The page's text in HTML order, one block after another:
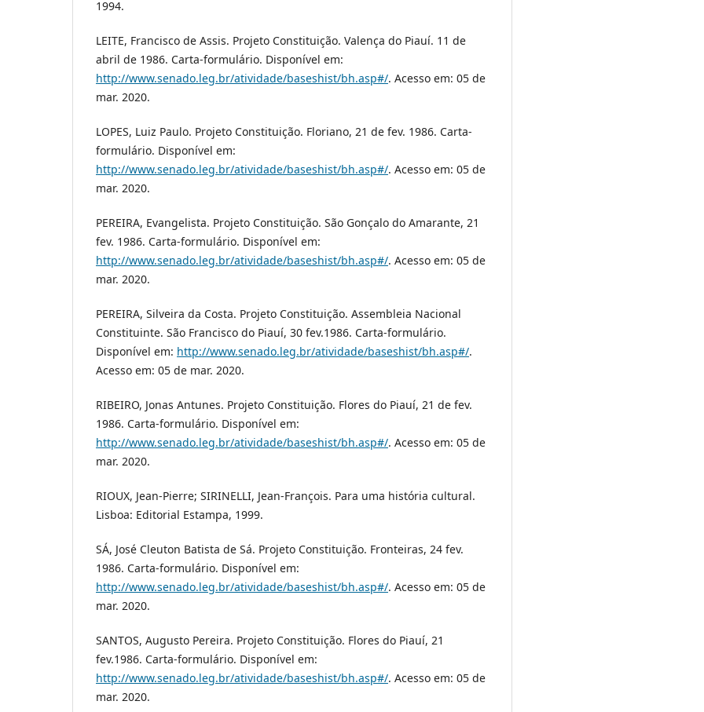
1994.
LEITE, Francisco de Assis. Projeto Constituição. Valença do Piauí. 11 de
abril de 1986. Carta-formulário. Disponível em:
http://www.senado.leg.br/atividade/baseshist/bh.asp#/. Acesso em: 05 de
mar. 2020.
LOPES, Luiz Paulo. Projeto Constituição. Floriano, 21 de fev. 1986. Carta-
formulário. Disponível em:
http://www.senado.leg.br/atividade/baseshist/bh.asp#/. Acesso em: 05 de
mar. 2020.
PEREIRA, Evangelista. Projeto Constituição. São Gonçalo do Amarante, 21
fev. 1986. Carta-formulário. Disponível em:
http://www.senado.leg.br/atividade/baseshist/bh.asp#/. Acesso em: 05 de
mar. 2020.
PEREIRA, Silveira da Costa. Projeto Constituição. Assembleia Nacional
Constituinte. São Francisco do Piauí, 30 fev.1986. Carta-formulário.
Disponível em: http://www.senado.leg.br/atividade/baseshist/bh.asp#/.
Acesso em: 05 de mar. 2020.
RIBEIRO, Jonas Antunes. Projeto Constituição. Flores do Piauí, 21 de fev.
1986. Carta-formulário. Disponível em:
http://www.senado.leg.br/atividade/baseshist/bh.asp#/. Acesso em: 05 de
mar. 2020.
RIOUX, Jean-Pierre; SIRINELLI, Jean-François. Para uma história cultural.
Lisboa: Editorial Estampa, 1999.
SÁ, José Cleuton Batista de Sá. Projeto Constituição. Fronteiras, 24 fev.
1986. Carta-formulário. Disponível em:
http://www.senado.leg.br/atividade/baseshist/bh.asp#/. Acesso em: 05 de
mar. 2020.
SANTOS, Augusto Pereira. Projeto Constituição. Flores do Piauí, 21
fev.1986. Carta-formulário. Disponível em:
http://www.senado.leg.br/atividade/baseshist/bh.asp#/. Acesso em: 05 de
mar. 2020.